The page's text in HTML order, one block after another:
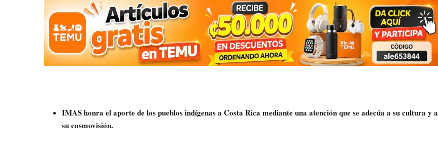
IMAS honra el aporte de los pueblos indígenas a Costa Rica mediante una atención que se adecúa a su cultura y a
su cosmovisión.